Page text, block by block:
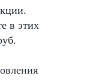
в этих